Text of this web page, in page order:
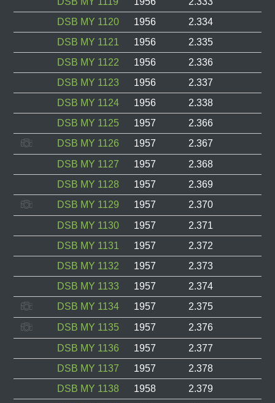
DSB MY 1120
1956 2.334
DSB MY 1121
1956 2.335
DSB MY 1122
1956 2.336
DSB MY 1123
1956 2.337
DSB MY 1124
1956 2.338
DSB MY 1125
1957 2.366
DSB MY 1126
1957 2.367
DSB MY 1127
1957 2.368
DSB MY 1128
1957 2.369
DSB MY 1129
1957 2.370
DSB MY 1130
1957 2.371
DSB MY 1131
1957 2.372
DSB MY 1132
1957 2.373
DSB MY 1133
1957 2.374
DSB MY 1134
1957 2.375
DSB MY 1135
1957 2.376
DSB MY 1136
1957 2.377
DSB MY 1137
1957 2.378
DSB MY 1138
1958 2.379